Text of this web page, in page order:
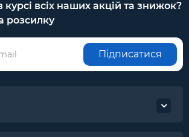
курсі всіх наших акцій та знижок?
розсилку
Підписатися